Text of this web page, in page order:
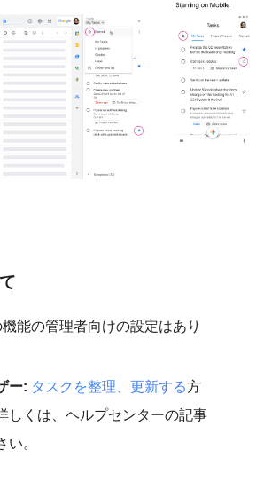
機能の管理者向けの設定はあり
ー: タスクを整理、更新する方
しくは、ヘルプセンターの記事
い。